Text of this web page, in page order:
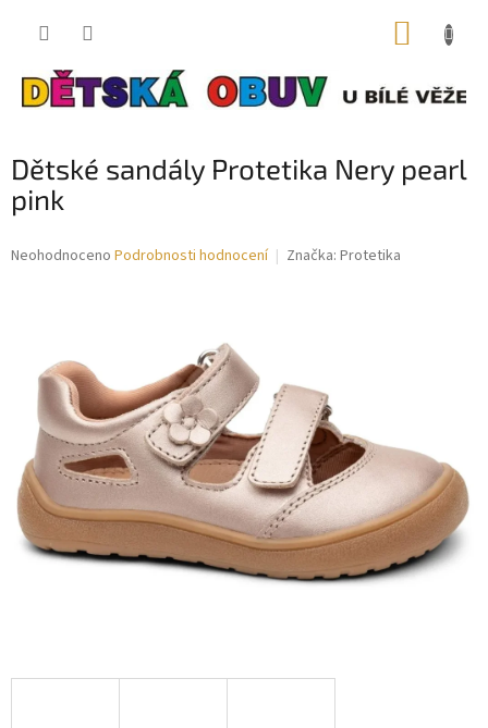
Dětské sandály Protetika Nery pearl
pink
Průměrné
hvězdiček.
Neohodnoceno Podrobnosti hodnocení Značka: Protetika